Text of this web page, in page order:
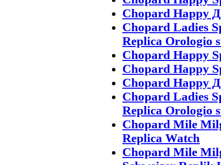
Chopard Happy
Chopard Ladies
Replica Orologio
Chopard Happy
Chopard Happy
Chopard Happy
Chopard Ladies
Replica Orologio
Chopard Mile
Replica Watch
Chopard Mile